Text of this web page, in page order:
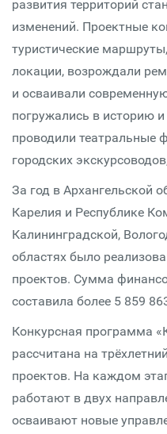
развития территорий
изменений. Проектные
туристические
локации, возрождали
и осваивали
погружались в историю
проводили театральные
городских
За год в Архангельской
Карелия и Республике
Калининградской,
областях было
проектов. Сумма
составила более 5 859
Конкурсная программа
рассчитана на
проектов. На каждом
работают в двух
осваивают новые